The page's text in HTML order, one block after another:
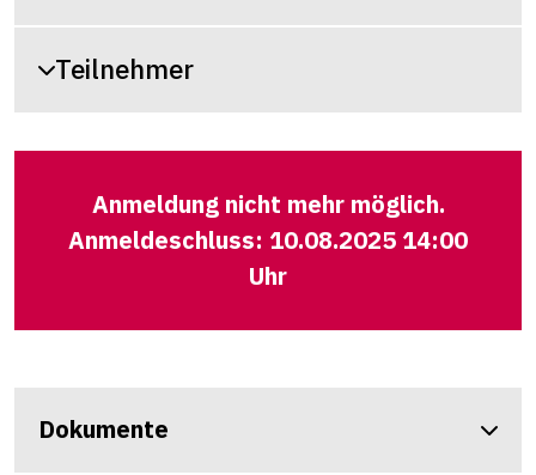
Teilnehmer
Anmeldung nicht mehr möglich.
Anmeldeschluss: 10.08.2025 14:00
Uhr
Dokumente